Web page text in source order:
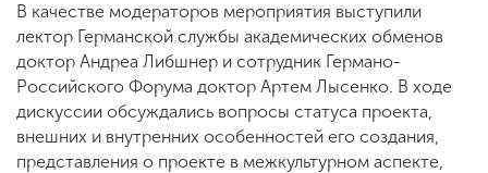
В качестве модераторов мероприятия выступили
лектор Германской службы академических обменов
доктор Андреа Либшнер и сотрудник Германо-
Российского Форума доктор Артем Лысенко. В ходе
дискуссии обсуждались вопросы статуса проекта,
внешних и внутренних особенностей его создания,
представления о проекте в межкультурном аспекте,